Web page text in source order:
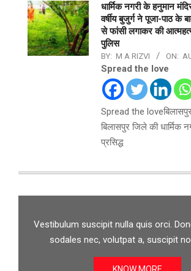
धार्मिक नगरी के हनुमान
वर्षीय बुजुर्ग ने पूजा-पाठ के
से फांसी लगाकर की
पुलिस
BY: M A RIZVI ON:
Spread the love
Spread the
बिलासपुर जिले की धार्मिक
प्रसिद्ध
Vestibulum suscipit nulla quis orci.
sodales nec, volutpat a, suscipit